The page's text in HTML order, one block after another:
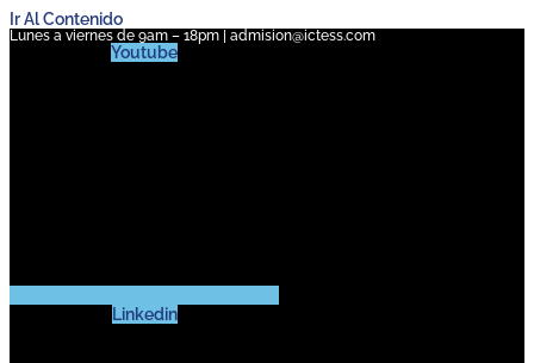
Ir Al Contenido
Lunes a viernes de 9am – 18pm | admision@ictess.com
Youtube
Linkedin